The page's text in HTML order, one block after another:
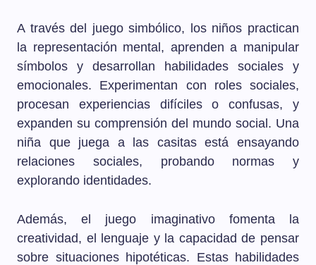
A través del juego simbólico, los niños practican
la representación mental, aprenden a manipular
símbolos y desarrollan habilidades sociales y
emocionales. Experimentan con roles sociales,
procesan experiencias difíciles o confusas, y
expanden su comprensión del mundo social. Una
niña que juega a las casitas está ensayando
relaciones sociales, probando normas y
explorando identidades.
Además, el juego imaginativo fomenta la
creatividad, el lenguaje y la capacidad de pensar
sobre situaciones hipotéticas. Estas habilidades